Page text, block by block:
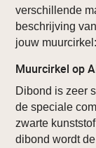
verschillende
beschrijving
jouw muurcirkel:
Muurcirkel op
Dibond is zeer
de speciale
zwarte
dibond wordt